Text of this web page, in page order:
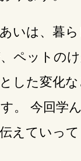
いは、暮
ペットのけ
した変化
。 今回学
えていって